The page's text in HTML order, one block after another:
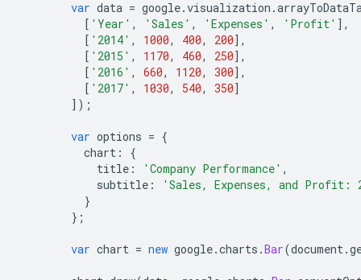
var data = google.visualization .
[ 'Year' , 'Sales' , 'Expenses' , 'Profit' ],
[ '2014' , 1000, 400, 200],
[ '2015' , 1170, 460, 250],
[ '2016' , 660, 1120, 300],
[ '2017' , 1030, 540, 350]
]);
var options = {
chart :
{
title : 'Company Performance' ,
subtitle :
'Sales, Expenses, and Profit:
}
};
var chart = new google.charts .Bar(document.